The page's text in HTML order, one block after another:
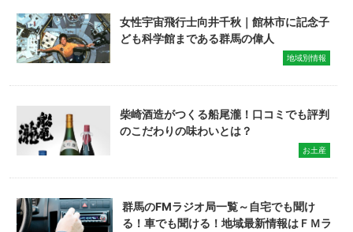
女性宇宙飛行士向井千秋｜館林市に記念子
ども科学館まである群馬の偉人
地域別情報
柴崎酒造がつくる船尾瀧！口コミでも評判
のこだわりの味わいとは？
お土産
群馬のFMラジオ局一覧～自宅でも聞け
る！車でも聞ける！地域最新情報はＦＭラ